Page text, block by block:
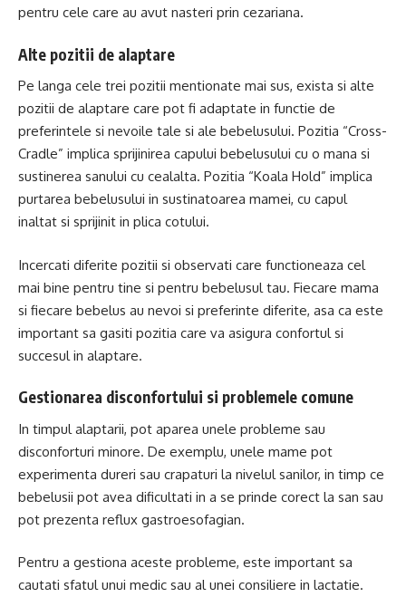
pentru cele care au avut nasteri prin cezariana.
Alte pozitii de alaptare
Pe langa cele trei pozitii mentionate mai sus, exista si alte
pozitii de alaptare care pot fi adaptate in functie de
preferintele si nevoile tale si ale bebelusului. Pozitia “Cross-
Cradle” implica sprijinirea capului bebelusului cu o mana si
sustinerea sanului cu cealalta. Pozitia “Koala Hold” implica
purtarea bebelusului in sustinatoarea mamei, cu capul
inaltat si sprijinit in plica cotului.
Incercati diferite pozitii si observati care functioneaza cel
mai bine pentru tine si pentru bebelusul tau. Fiecare mama
si fiecare bebelus au nevoi si preferinte diferite, asa ca este
important sa gasiti pozitia care va asigura confortul si
succesul in alaptare.
Gestionarea disconfortului si problemele comune
In timpul alaptarii, pot aparea unele probleme sau
disconforturi minore. De exemplu, unele mame pot
experimenta dureri sau crapaturi la nivelul sanilor, in timp ce
bebelusii pot avea dificultati in a se prinde corect la san sau
pot prezenta reflux gastroesofagian.
Pentru a gestiona aceste probleme, este important sa
cautati sfatul unui medic sau al unei consiliere in lactatie.